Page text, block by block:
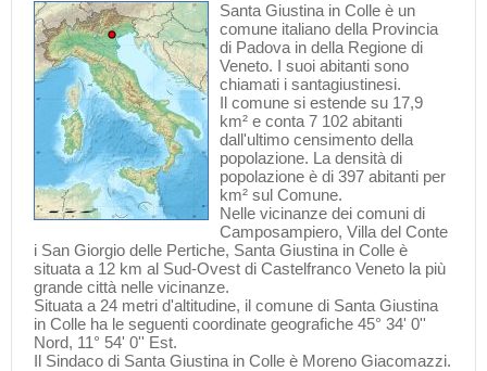
Santa Giustina in Colle è un
comune italiano della Provincia
di Padova in della Regione di
Veneto. I suoi abitanti sono
chiamati i santagiustinesi.
Il comune si estende su 17,9
km² e conta 7 102 abitanti
dall'ultimo censimento della
popolazione. La densità di
popolazione è di 397 abitanti per
km² sul Comune.
Nelle vicinanze dei comuni di
Camposampiero, Villa del Conte
i San Giorgio delle Pertiche, Santa Giustina in Colle è
situata a 12 km al Sud-Ovest di Castelfranco Veneto la più
grande città nelle vicinanze.
Situata a 24 metri d'altitudine, il comune di Santa Giustina
in Colle ha le seguenti coordinate geografiche 45° 34' 0''
Nord, 11° 54' 0'' Est.
Il Sindaco di Santa Giustina in Colle è Moreno Giacomazzi.